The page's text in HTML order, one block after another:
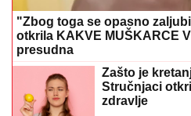
Poslije
novi haos:
Kraljevu